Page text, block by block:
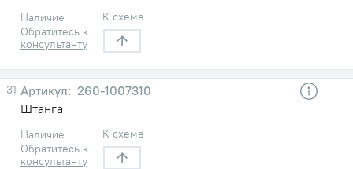
Наличие
Обратитесь к
консультанту
К схеме
31
260-1007310
Штанга
Наличие
Обратитесь к
консультанту
К схеме